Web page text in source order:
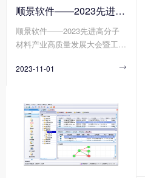
强，绿色、智能、可持续的生产
方式已经成为新材料产业发展的
重要趋势。在这个背景下，顺景
软件作为一家专注于做新材料产
技术和解决方案，参加了第四届
顺景软件——2023先进高分子材料产业高质量发展大会暨工程塑料产业创新大会
顺景软件——2023先进高分子
材料产业高质量发展大会暨工程
2023-11-01 